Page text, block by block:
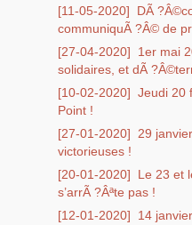
[11-05-2020]
DÃ
communiquÃ ?Â© de
[27-04-2020]
1er mai
solidaires, et dÃ
[10-02-2020] Jeudi 20
Point !
[27-01-2020]
29
victorieuses !
[20-01-2020]
Le 23 et
s’arrÃ ?Âªte pas !
[12-01-2020]
14